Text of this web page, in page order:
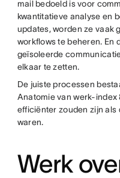
mail bedoeld is voor
kwantitatieve analyse en
updates, worden ze vaak
workflows te beheren. En
geïsoleerde
elkaar te zetten.
De juiste processen
Anatomie van werk-index
efficiënter zouden zijn als
waren.
Werk